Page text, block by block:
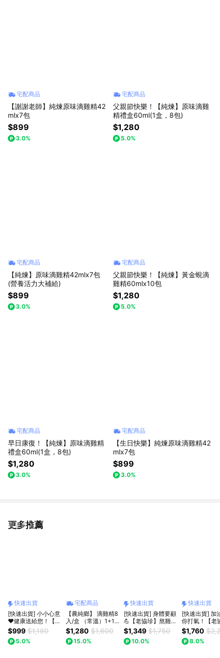
宅配商品
【謝謝老師】純煉原味滴雞精42
mlx7包
$899
3.0%
宅配商品
父親節快樂！【純煉】原味滴雞
精禮盒60ml(1盒，8包)
$1,280
5.0%
宅配商品
【純煉】原味滴雞精42mlx7包
(營養活力大補給)
$899
3.0%
宅配商品
父親節快樂！【純煉】黃金蜆滴
雞精60mlx10包
$1,280
5.0%
宅配商品
早日康復！【純煉】原味滴雞精
禮盒60ml(1盒，8包)
$1,280
3.0%
宅配商品
【生日快樂】純煉原味滴雞精42
mlx7包
$899
3.0%
更多推薦
看更多
快速出貨
[快速出貨] 小小心意
❤️健康送給您！【老
協珍】熬雞精禮盒
(常溫/7入)
$999 $1,180
5.0%
宅配商品
【農純鄉】 滴雞精8
入/盒 （常溫）1+1
組合 【有你真好】
【父親節送禮】
$1,280 $1,600
15.0%
快速出貨
[快速出貨] 身體要顧
💪【老協珍】熬雞精
禮盒(7入) + 人蔘精
禮盒(7入)
$1,349 $1,750
10.0%
快速出貨
[快速出貨] 加油！為
你打氣！【老
熬雞精禮盒(
入)
$1,760
8.0%